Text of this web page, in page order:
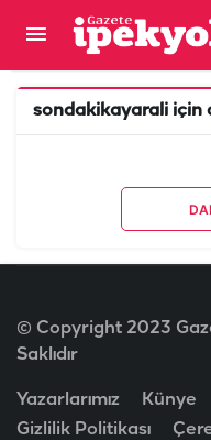
sondakikayarali için
© Copyright 2023
Saklıdır
Yazarlarımız Künye
Gizlilik Politikası